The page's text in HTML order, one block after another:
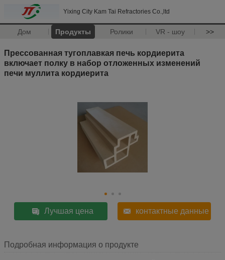
Yixing City Kam Tai Refractories Co.,ltd
Дом Продукты Ролики VR - шоу >>
Прессованная тугоплавкая печь кордиерита
включает полку в набор отложенных изменений
печи муллита кордиерита
Лучшая цена контактные данные
Подробная информация о продукте